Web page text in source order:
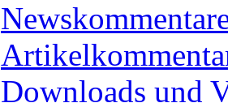
Downloads und